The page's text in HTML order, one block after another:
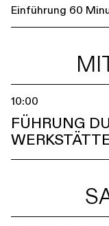
Einführung 60
10:00
FÜHRUNG